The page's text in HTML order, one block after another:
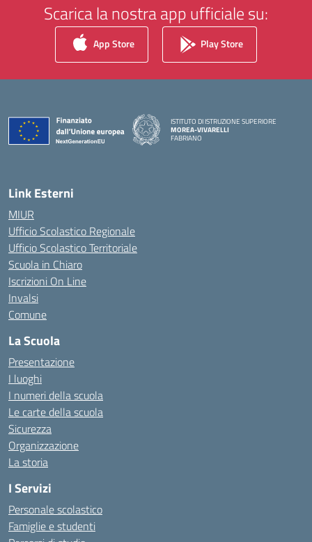
Scarica la nostra app ufficiale su:
App Store Play Store
ISTITUTO DI ISTRUZIONE SUPERIORE
MOREA-VIVARELLI
FABRIANO
Link Esterni
MIUR
Ufficio Scolastico Regionale
Ufficio Scolastico Territoriale
Scuola in Chiaro
Iscrizioni On Line
Invalsi
Comune
La Scuola
Presentazione
I luoghi
I numeri della scuola
Le carte della scuola
Sicurezza
Organizzazione
La storia
I Servizi
Personale scolastico
Famiglie e studenti